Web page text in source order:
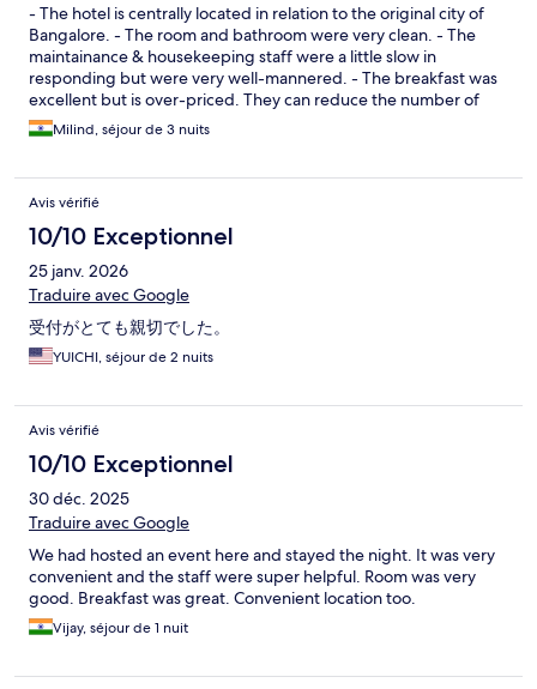
- The hotel is centrally located in relation to the original city of
Bangalore. - The room and bathroom were very clean. - The
maintainance & housekeeping staff were a little slow in
responding but were very well-mannered. - The breakfast was
excellent but is over-priced. They can reduce the number of
items to reduce the price. - The pool seems to be under-utilized
therefore the water is not as clear as most 4- star pools. Overall a
Milind, séjour de 3 nuits
Avis vérifié
10/10 Exceptionnel
25 janv. 2026
Traduire avec Google
受付がとても親切でした。
YUICHI, séjour de 2 nuits
Avis vérifié
10/10 Exceptionnel
30 déc. 2025
Traduire avec Google
We had hosted an event here and stayed the night. It was very
convenient and the staff were super helpful. Room was very
good. Breakfast was great. Convenient location too.
Vijay, séjour de 1 nuit